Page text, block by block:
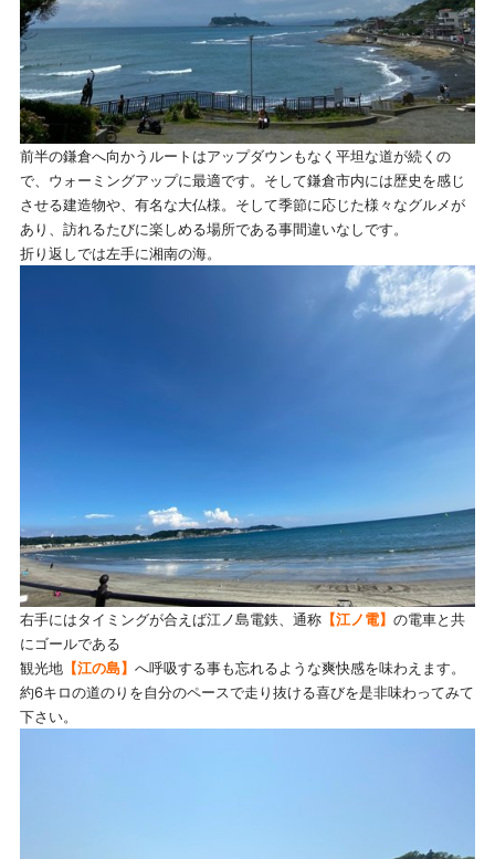
前半の鎌倉へ向かうルートはアップダウンもなく平坦な道が続くの
で、ウォーミングアップに最適です。そして鎌倉市内には歴史を感じ
させる建造物や、有名な大仏様。そして季節に応じた様々なグルメが
あり、訪れるたびに楽しめる場所である事間違いなしです。
折り返しでは左手に湘南の海。
右手にはタイミングが合えば江ノ島電鉄、通称【江ノ電】 の電車と共
にゴールである
観光地【江の島】 へ呼吸する事も忘れるような爽快感を味わえます。
約6キロの道のりを自分のペースで走り抜ける喜びを是非味わってみて
下さい。